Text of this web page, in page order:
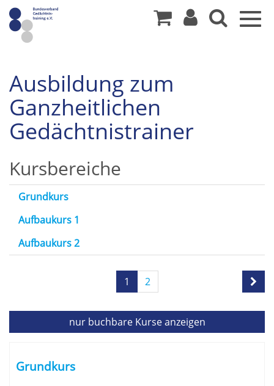
Ausbildung zum
Ganzheitlichen
Gedächtnistrainer
>
Ausbildungen
zum/zur
Ganzheitlichen
GedächtnistrainerIn
Kursbereiche
Grundkurs
Aufbaukurs 1
Aufbaukurs 2
1 2
nur buchbareKurse anzeigen
Tabellenüberschriften
können
Grundkurs